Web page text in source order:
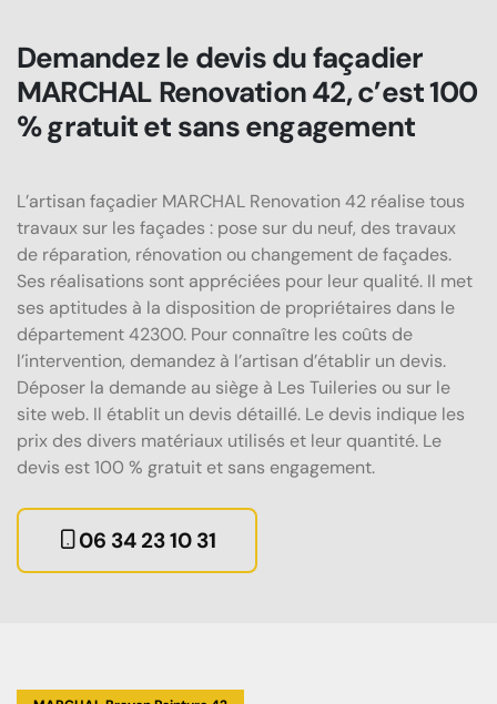
Demandez le devis du façadier
MARCHAL Renovation 42, c’est 100
% gratuit et sans engagement
L’artisan façadier MARCHAL Renovation 42 réalise tous
travaux sur les façades : pose sur du neuf, des travaux
de réparation, rénovation ou changement de façades.
Ses réalisations sont appréciées pour leur qualité. Il met
ses aptitudes à la disposition de propriétaires dans le
département 42300. Pour connaître les coûts de
l’intervention, demandez à l’artisan d’établir un devis.
Déposer la demande au siège à Les Tuileries ou sur le
site web. Il établit un devis détaillé. Le devis indique les
prix des divers matériaux utilisés et leur quantité. Le
devis est 100 % gratuit et sans engagement.
06 34 23 10 31